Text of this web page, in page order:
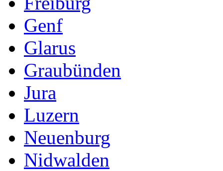
Genf
Glarus
Graubünden
Jura
Luzern
Neuenburg
Nidwalden